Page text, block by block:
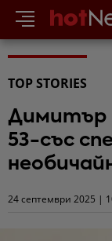
TOP STORIES
Димитър
53-със
24 септември 2025 |